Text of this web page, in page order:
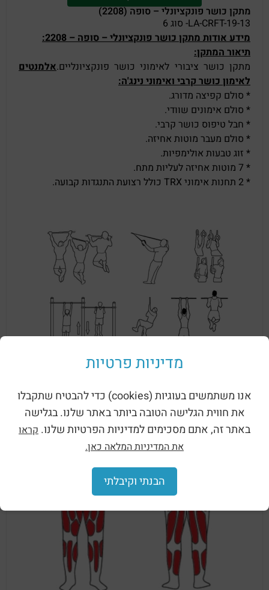
מתקן כושר פונקציונלי – סופה (2208)
LA-CRFT-19-13- סוג 6
מידע אודות מתקן כושר פונקציונלי – סופה – 2208:
תיאור המתקן:
מתקן כושר ציבורי לאימוני כושר פונקציונליים.אלמנטים
לאימון כושר קרבי ואימוני נינג'ה:
* סולם קפיצה מדורג.
* סולם אימונים שוודי.
* חבל טיפוס כושר קרבי.
* סולם מעבר מוטות אחיזה.
* זוג טבעות אולימפיות.
* 7 מוטות אחיזה לעליות מתח.
* 2 תחנות אימוני TRX כולל רצועת התנגדות קבועה.
מדיניות פרטיות
אנו משתמשים בעוגיות (cookies) כדי להבטיח שתקבלו
את חווית הגלישה הטובה ביותר באתר שלנו. בגלישה
באתר זה, אתם מסכימים למדיניות הפרטיות שלנו. קראו
את המדיניות המלאה כאן.
הבנתי וקיבלתי